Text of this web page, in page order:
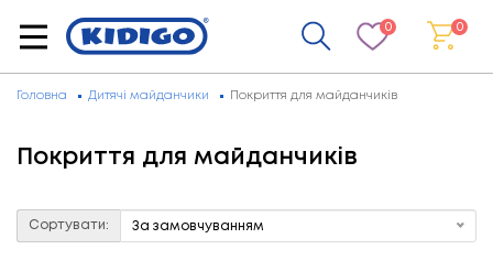
0 0
Головна Дитячі майданчики Покриття для майданчиків
Покриття для майданчиків
Сортувати: За замовчуванням